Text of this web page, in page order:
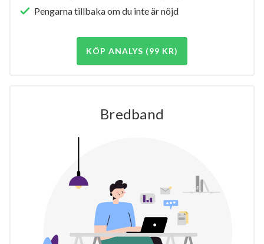
Pengarna tillbaka om du inte är nöjd
KÖP ANALYS (99 KR)
Bredband